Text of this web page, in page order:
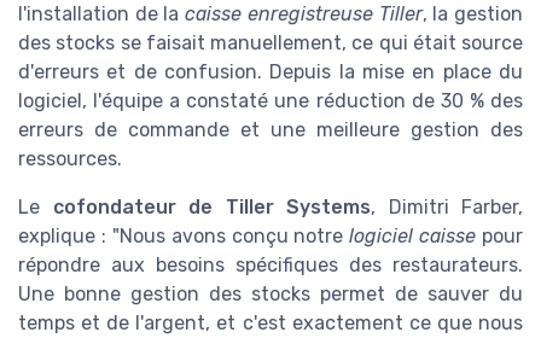
l'installation de lacaisse enregistreuse Tiller, la gestion
des stocks se faisait manuellement, ce qui était source
d'erreurs et de confusion. Depuis la mise en place du
logiciel, l'équipe a constaté une réduction de 30 % des
erreurs de commande et une meilleure gestion des
ressources.
Le cofondateur de Tiller Systems, Dimitri Farber,
explique : "Nous avons conçu notrelogiciel caisse pour
répondre aux besoins spécifiques des restaurateurs.
Une bonne gestion des stocks permet de sauver du
temps et de l'argent, et c'est exactement ce que nous